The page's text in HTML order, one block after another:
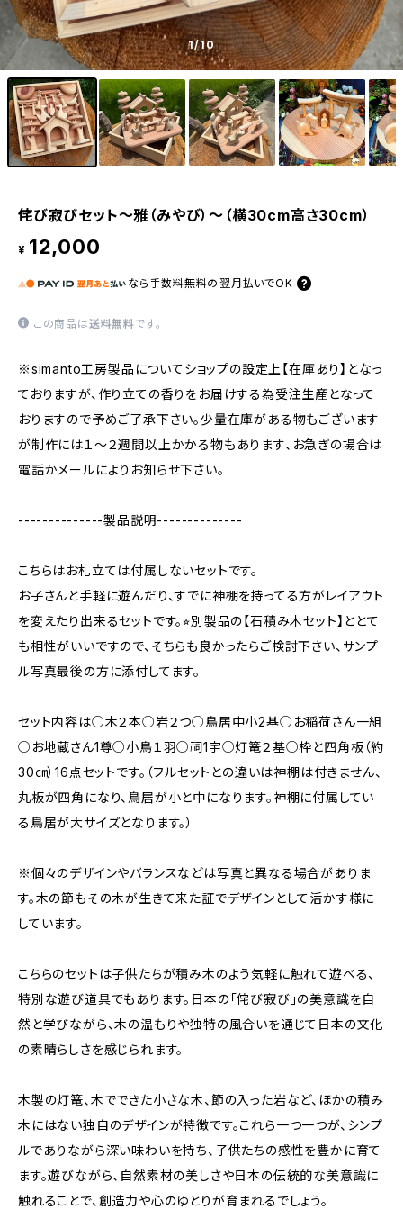
1/10
侘び寂びセット〜雅（みやび）〜（横30cm高さ30cm）
¥ 12,000
なら 手数料無料の 翌月払いでOK
この商品は送料無料です。
※simanto工房製品についてショップの設定上【在庫あり】となっ
ておりますが、作り立ての香りをお届けする為受注生産となって
おりますので予めご了承下さい。少量在庫がある物もございます
が制作には１～２週間以上かかる物もあります、お急ぎの場合は
電話かメールによりお知らせ下さい。
--------------製品説明--------------
こちらはお札立ては付属しないセットです。
お子さんと手軽に遊んだり、すでに神棚を持ってる方がレイアウト
を変えたり出来るセットです。⭐︎別製品の【石積み木セット】ととて
も相性がいいですので、そちらも良かったらご検討下さい、サンプ
ル写真最後の方に添付してます。
セット内容は○木２本○岩２つ○鳥居中小2基○お稲荷さん一組
○お地蔵さん1尊○小鳥１羽○祠1宇○灯篭２基○枠と四角板（約
30㎝）16点セットです。（フルセットとの違いは神棚は付きません、
丸板が四角になり、鳥居が小と中になります。神棚に付属してい
る鳥居が大サイズとなります。）
※個々のデザインやバランスなどは写真と異なる場合がありま
す。木の節もその木が生きて来た証でデザインとして活かす様に
しています。
こちらのセットは子供たちが積み木のよう気軽に触れて遊べる、
特別な遊び道具でもあります。日本の「侘び寂び」の美意識を自
然と学びながら、木の温もりや独特の風合いを通じて日本の文化
の素晴らしさを感じられます。
木製の灯篭、木でできた小さな木、節の入った岩など、ほかの積み
木にはない独自のデザインが特徴です。これら一つ一つが、シンプ
ルでありながら深い味わいを持ち、子供たちの感性を豊かに育て
ます。遊びながら、自然素材の美しさや日本の伝統的な美意識に
触れることで、創造力や心のゆとりが育まれるでしょう。